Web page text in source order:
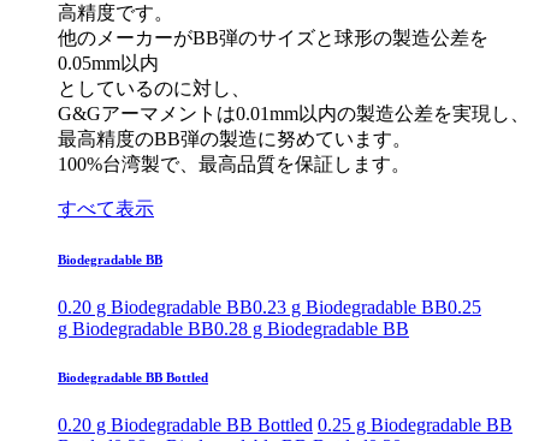
高精度です。
他のメーカーがBB弾のサイズと球形の製造公差を
0.05mm以内
としているのに対し、
G&Gアーマメントは0.01mm以内の製造公差を実現し、
最高精度のBB弾の製造に努めています。
100%台湾製で、最高品質を保証します。
すべて表示
Biodegradable BB
0.20 g Biodegradable BB0.23 g Biodegradable BB0.25
g Biodegradable BB0.28 g Biodegradable BB
Biodegradable BB Bottled
0.20 g Biodegradable BB Bottled 0.25 g Biodegradable BB